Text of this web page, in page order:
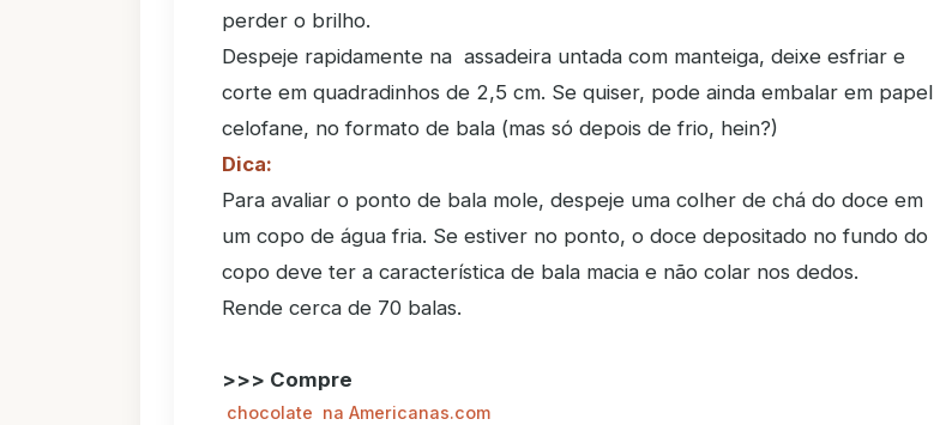
perder o brilho.
Despeje rapidamente na assadeira untada com manteiga, deixe esfriar e
corte em quadradinhos de 2,5 cm. Se quiser, pode ainda embalar em papel
celofane, no formato de bala (mas só depois de frio, hein?)
Dica:
Para avaliar o ponto de bala mole, despeje uma colher de chá do doce em
um copo de água fria. Se estiver no ponto, o doce depositado no fundo do
copo deve ter a característica de bala macia e não colar nos dedos.
Rende cerca de 70 balas.
>>> Compre
chocolate na Americanas.com